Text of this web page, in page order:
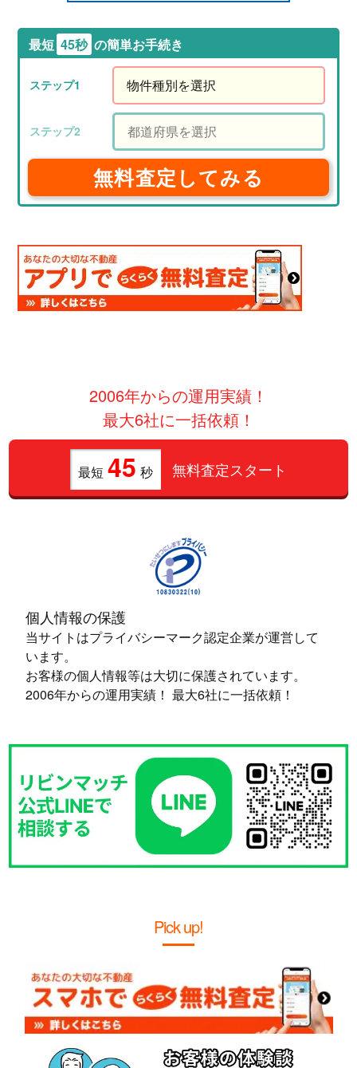
最短 45秒 の簡単お手続き
無料査定してみる
2006年からの運用実績！
最大6社に一括依頼！
最短 45 秒 無料査定スタート
個人情報の保護
当サイトはプライバシーマーク認定企業が運営して
います。
お客様の個人情報等は大切に保護されています。
2006年からの運用実績！ 最大6社に一括依頼！
Pick up!